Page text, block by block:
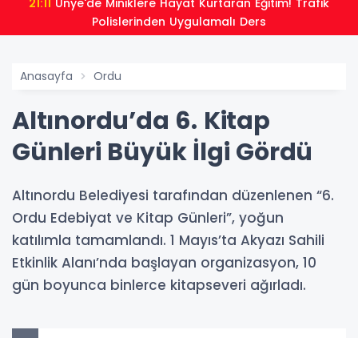
21:11
Polislerinden Uygulamalı Ders
Anasayfa Ordu
Altınordu’da 6. Kitap
Günleri Büyük İlgi Gördü
Altınordu Belediyesi tarafından düzenlenen “6.
Ordu Edebiyat ve Kitap Günleri”, yoğun
katılımla tamamlandı. 1 Mayıs’ta Akyazı Sahili
Etkinlik Alanı’nda başlayan organizasyon, 10
gün boyunca binlerce kitapseveri ağırladı.